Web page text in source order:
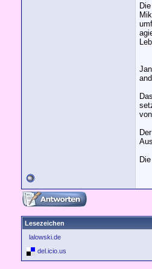
Lesezeichen
lalowski.de
del.icio.us